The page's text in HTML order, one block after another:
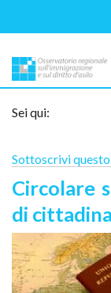
Sei qui:
Sottoscrivi questo
Circolare
di